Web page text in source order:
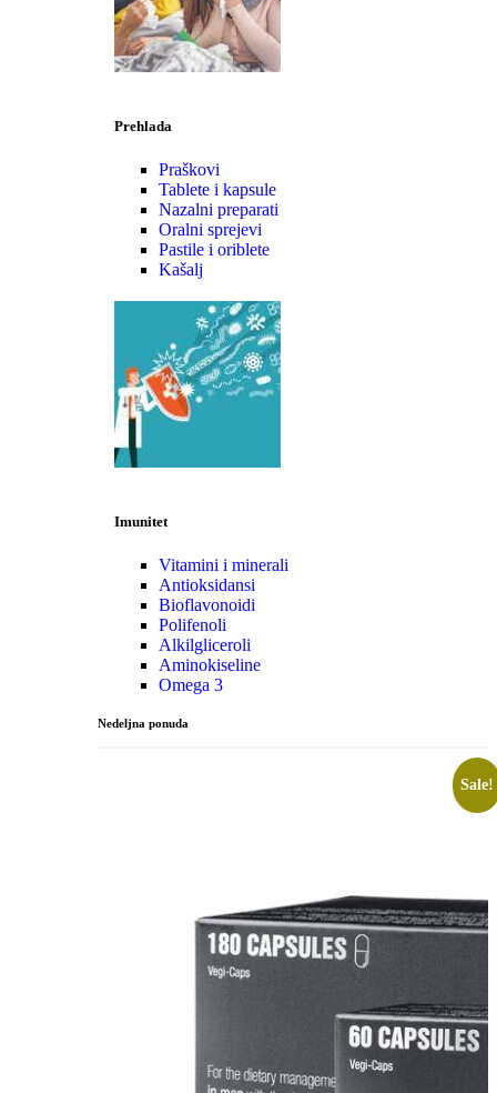
Prehlada
Praškovi
Tablete i kapsule
Nazalni preparati
Oralni sprejevi
Pastile i oriblete
Kašalj
Imunitet
Vitamini i minerali
Antioksidansi
Bioflavonoidi
Polifenoli
Alkilgliceroli
Aminokiseline
Omega 3
Nedeljna ponuda
Sale!